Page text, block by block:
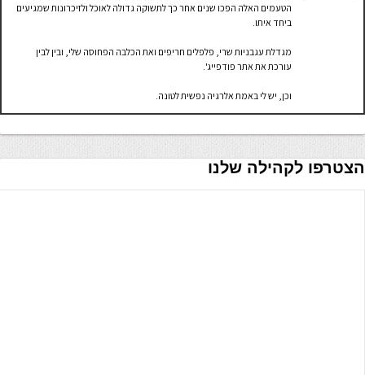
הטעמים האלה הפכו שנים אחר כך לתשוקה גדולה לאוכל ולזיכרונות שמגיעים
ביחד איתו.
מגדלת עגבניות שרי, פלפלים חריפים ואת הכלבה הפחוסה שלי, ובין לבין
עורכת את אתר פודפייג'.
וכן, יש לי באמת אלרגיה נפשית לטונה.
הצטרפו לקהילה שלנו